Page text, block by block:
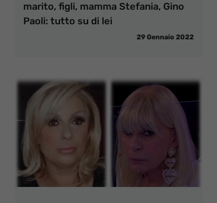
marito, figli, mamma Stefania, Gino
Paoli: tutto su di lei
29 Gennaio 2022